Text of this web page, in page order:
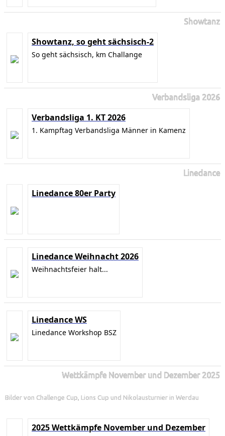
Showtanz
Showtanz, so geht sächsisch-2
So geht sächsisch, km Challange
Verbandsliga 2026
Verbandsliga 1. KT 2026
1. Kampftag Verbandsliga Männer in Kamenz
Linedance
Linedance 80er Party
Linedance Weihnacht 2026
Weihnachtsfeier halt...
Linedance WS
Linedance Workshop BSZ
Wettkämpfe November und Dezember 2025
Bilder von Challenge Cup, Lions Cup und Nikolausturnier in Werdau
2025 Wettkämpfe November und Dezember